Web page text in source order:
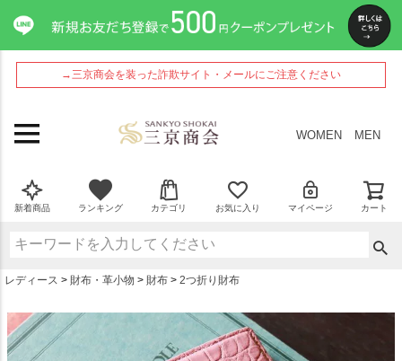
→三京商会を装った詐欺サイト・メールにご注意ください
WOMEN MEN
新着商品 ランキング カテゴリ お気に入り マイページ カート
レディース 財布・革小物 財布 2つ折り財布
ペー
ジト
ップ
へ